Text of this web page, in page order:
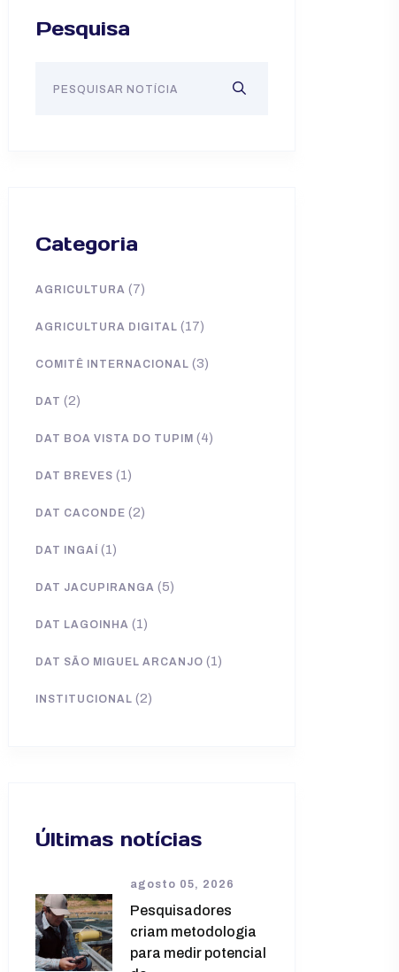
Pesquisa
Categoria
AGRICULTURA (7)
AGRICULTURA DIGITAL (17)
COMITÊ INTERNACIONAL (3)
DAT (2)
DAT BOA VISTA DO TUPIM (4)
DAT BREVES (1)
DAT CACONDE (2)
DAT INGAÍ (1)
DAT JACUPIRANGA (5)
DAT LAGOINHA (1)
DAT SÃO MIGUEL ARCANJO (1)
INSTITUCIONAL (2)
Últimas notícias
agosto 05, 2026
Pesquisadores
criam metodologia
para medir potencial